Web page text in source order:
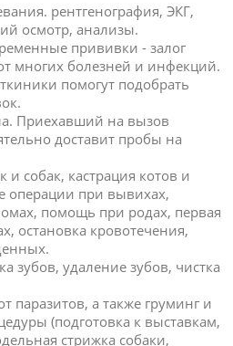
рентгенография, ЭКГ,
осмотр, анализы.
прививки - залог
многих болезней и инфекций.
помогут подобрать
Приехавший на вызов
доставит пробы на
и собак, кастрация котов и
операции при вывихах,
помощь при родах, первая
остановка кровотечения,
зубов, удаление зубов, чистка
паразитов, а также груминг и
(подготовка к выставкам,
стрижка собаки,